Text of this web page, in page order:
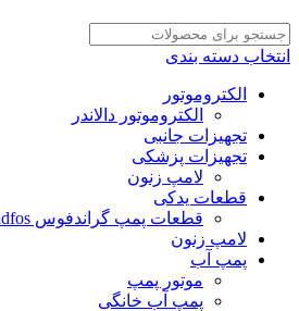
انتخاب دسته بندی
الکتروموتور
الکتروموتور دالاندر
تجهیزات جانبی
تجهیزات پزشکی
لامپ زنون
قطعات یدکی
قطعات پمپ گراندفوس Grundfos
لامپ زنون
پمپ آب
موتور پمپ
پمپ آب خانگی